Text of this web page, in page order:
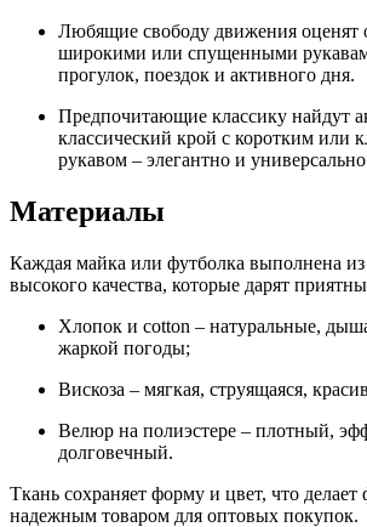
Любящие свободу движения оценят
широкими или спущенными
прогулок, поездок и активного дня.
Предпочитающие классику найдут
классический крой с коротким или
рукавом – элегантно и
Материалы
Каждая майка или футболка выполнена из
высокого качества, которые дарят
Хлопок и cotton – натуральные,
жаркой погоды;
Вискоза – мягкая, струящаяся,
Велюр на полиэстере – плотный,
долговечный.
Ткань сохраняет форму и цвет, что делает
надежным товаром для оптовых покупок.